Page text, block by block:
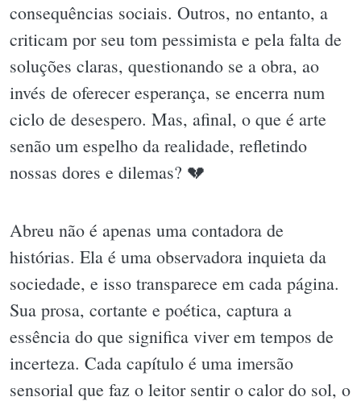
consequências sociais. Outros, no entanto, a
criticam por seu tom pessimista e pela falta de
soluções claras, questionando se a obra, ao
invés de oferecer esperança, se encerra num
ciclo de desespero. Mas, afinal, o que é arte
senão um espelho da realidade, refletindo
nossas dores e dilemas? 💔
Abreu não é apenas uma contadora de
histórias. Ela é uma observadora inquieta da
sociedade, e isso transparece em cada página.
Sua prosa, cortante e poética, captura a
essência do que significa viver em tempos de
incerteza. Cada capítulo é uma imersão
sensorial que faz o leitor sentir o calor do sol, o